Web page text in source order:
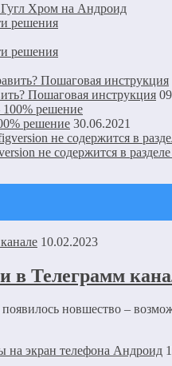
Гугл Хром на Андроид
решения
решения
Пошаговая инструкция
решение 30.06.2021
не содержится в
поля помечены
10.02.2023
в Телеграмм
новшество –